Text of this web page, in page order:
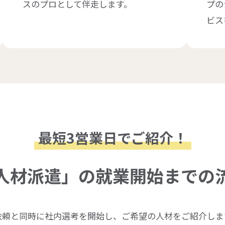
スのプロとして伴走します。
プ
ビ
最短3営業日でご紹介！
材派遣」の就業開始までの
と同時に社内選考を開始し、ご希望の人材をご紹介し